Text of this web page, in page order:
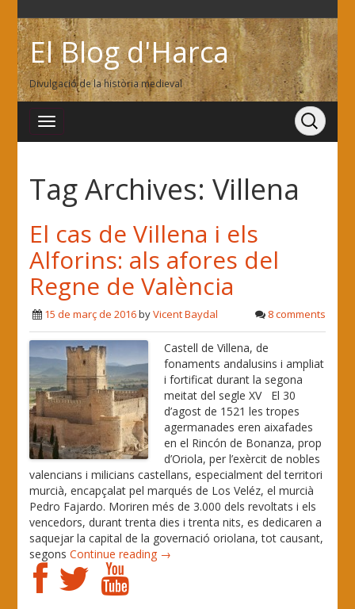
El Blog d'Harca
Divulgació de la història medieval
Tag Archives:Villena
El cas de Villena i els
Alforins: als afores del
Regne de València
15 de març de 2016byVicent Baydal 8 comments
Castell de Villena, de
fonaments andalusins i ampliat
i fortificat durant la segona
meitat del segle XV El 30
d’agost de 1521 les tropes
agermanades eren aixafades
en el Rincón de Bonanza, prop
d’Oriola, per l’exèrcit de nobles
valencians i milicians castellans, especialment del territori
murcià, encapçalat pel marqués de Los Veléz, el murcià
Pedro Fajardo. Moriren més de 3.000 dels revoltats i els
vencedors, durant trenta dies i trenta nits, es dedicaren a
saquejar la capital de la governació oriolana, tot causant,
segonsContinue reading →